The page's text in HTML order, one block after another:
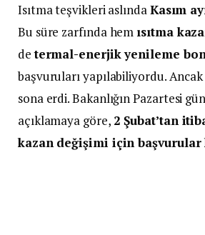
Isıtma teşvikleri aslında Kasım
Bu süre zarfında hem ısıtma
determal-enerjik yenileme
başvuruları yapılabiliyordu.
sona erdi. Bakanlığın Pazartesi
açıklamaya göre, 2 Şubat’tan
kazan değişimi için